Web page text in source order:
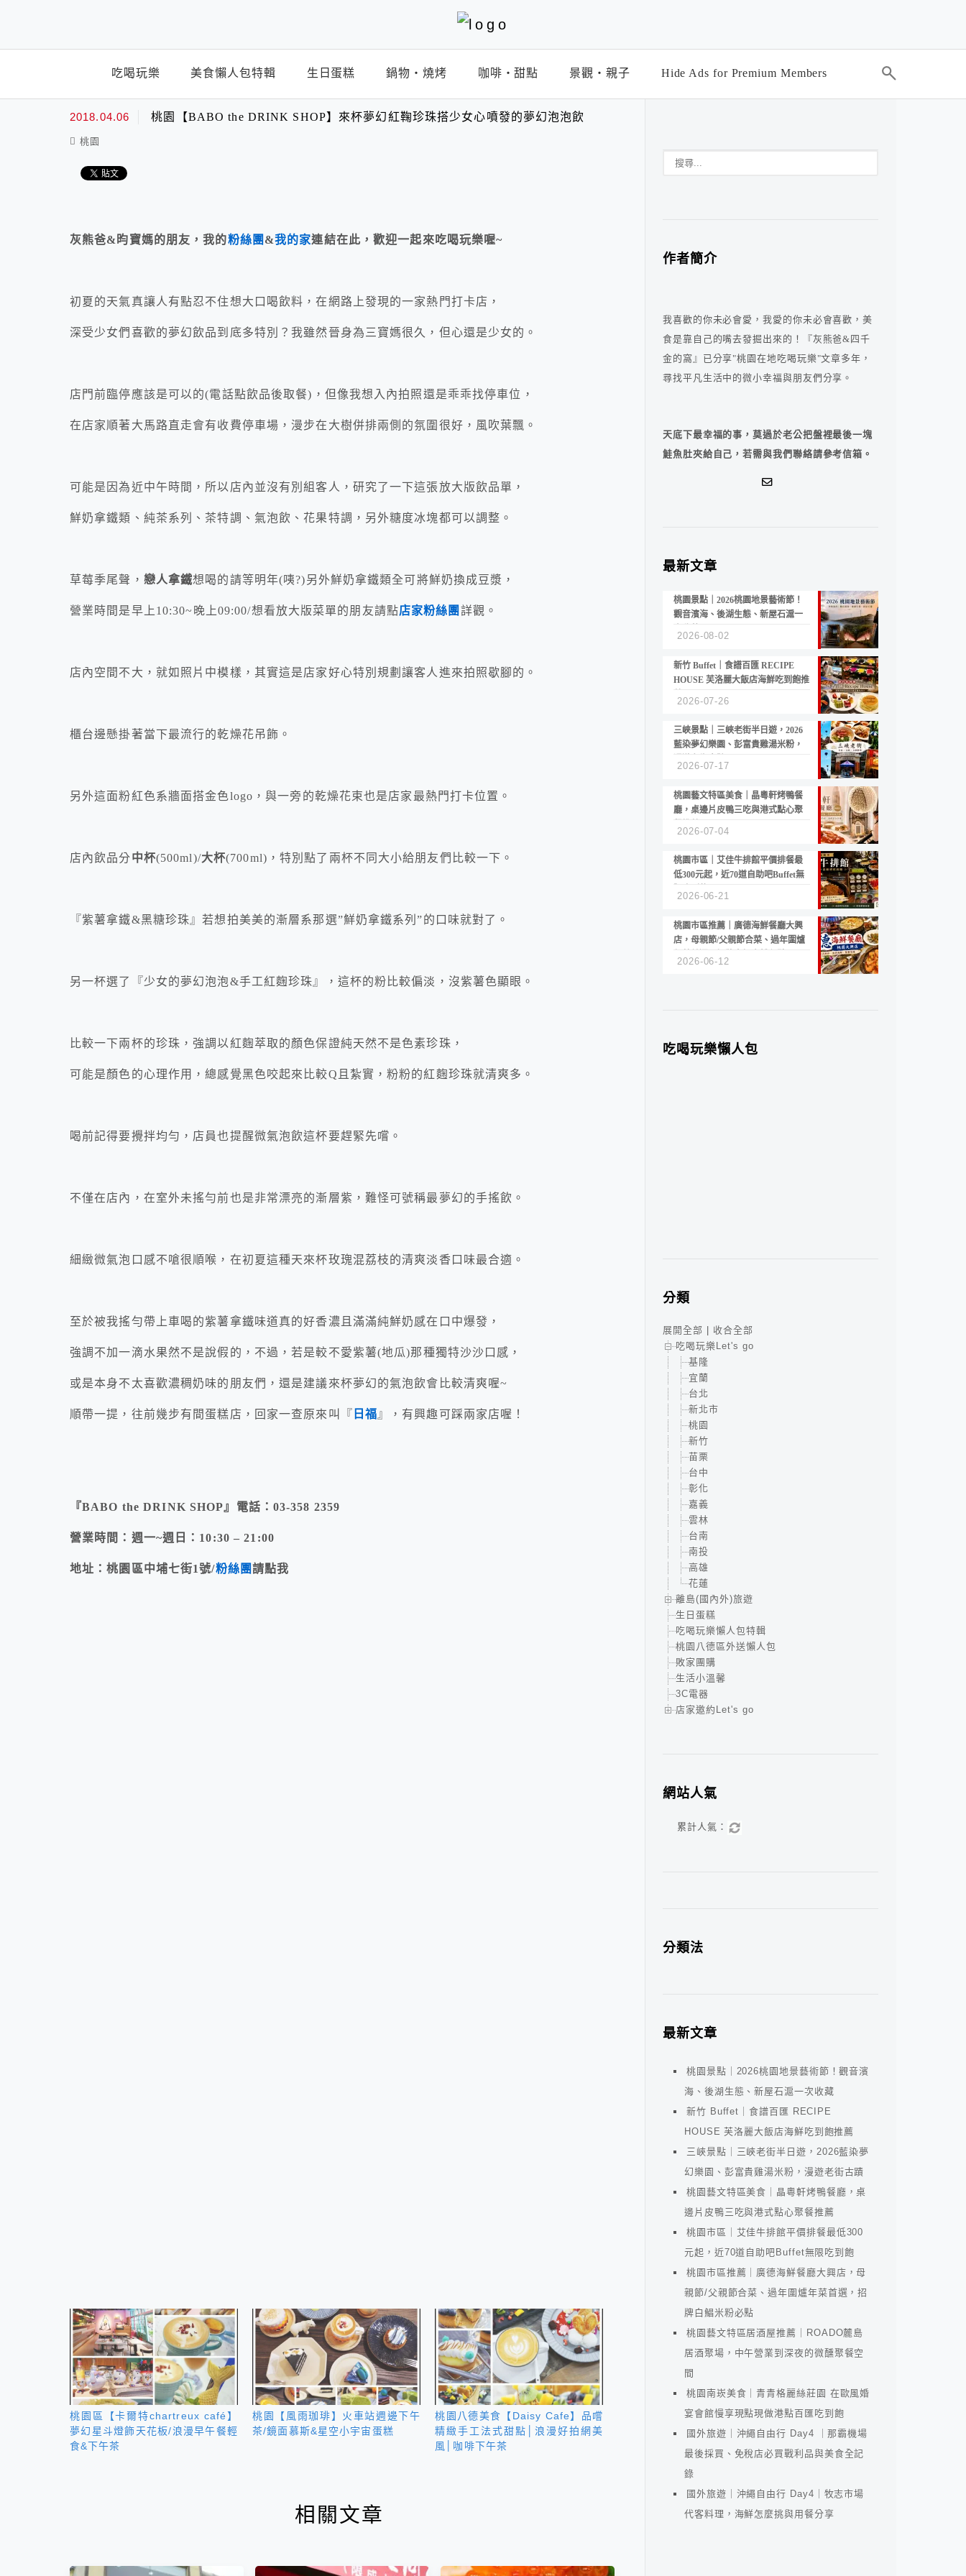
吃喝玩樂 美食懶人包特輯 生日蛋糕 鍋物‧燒烤 咖啡‧甜點 景觀‧親子 Hide Ads for Premium Members
2018.04.06 桃園【BABO the DRINK SHOP】來杯夢幻紅鞠珍珠搭少女心噴發的夢幻泡泡飲
桃園
灰熊爸&昀寶媽的朋友，我的粉絲團 &我的家連結在此，歡迎一起來吃喝玩樂喔~
初夏的天氣真讓人有點忍不住想大口喝飲料，在網路上發現的一家熱門打卡店，
深受少女們喜歡的夢幻飲品到底多特別？我雖然晉身為三寶媽很久，但心還是少女的。
店門前臨停應該是可以的(電話點飲品後取餐)，但像我想入內拍照還是乖乖找停車位，
在店家順著大馬路直走會有收費停車場，漫步在大樹併排兩側的氛圍很好，風吹葉飄。
可能是因為近中午時間，所以店內並沒有別組客人，研究了一下這張放大版飲品單，
鮮奶拿鐵類、純茶系列、茶特調、氣泡飲、花果特調，另外糖度冰塊都可以調整。
草莓季尾聲， 戀人拿鐵想喝的請等明年(咦?)另外鮮奶拿鐵類全可將鮮奶換成豆漿，
營業時間是早上10:30~晚上09:00/想看放大版菜單的朋友請點店家粉絲團 詳觀。
店內空間不大，就如照片中模樣，其實這是店家好心特別規劃讓客人進來拍照歇腳的。
櫃台邊懸掛著當下最流行的乾燥花吊飾。
另外這面粉紅色系牆面搭金色logo，與一旁的乾燥花束也是店家最熱門打卡位置。
店內飲品分中杯(500ml)/大杯(700ml)，特別點了兩杯不同大小給朋友們比較一下。
『紫薯拿鐵&黑糖珍珠』若想拍美美的漸層系那選”鮮奶拿鐵系列”的口味就對了。
另一杯選了『少女的夢幻泡泡&手工紅麴珍珠』，這杯的粉比較偏淡，沒紫薯色顯眼。
比較一下兩杯的珍珠，強調以紅麴萃取的顏色保證純天然不是色素珍珠，
可能是顏色的心理作用，總感覺黑色咬起來比較Q且紮實，粉粉的紅麴珍珠就清爽多。
喝前記得要攪拌均勻，店員也提醒微氣泡飲這杯要趕緊先嚐。
不僅在店內，在室外未搖勻前也是非常漂亮的漸層紫，難怪可號稱最夢幻的手搖飲。
細緻微氣泡口感不嗆很順喉，在初夏這種天來杯玫瑰混荔枝的清爽淡香口味最合適。
至於被我搖勻帶上車喝的紫薯拿鐵味道真的好香濃且滿滿純鮮奶感在口中爆發，
強調不加一滴水果然不是說假的，不過，若是較不愛紫薯(地瓜)那種獨特沙沙口感，
或是本身不太喜歡濃稠奶味的朋友們，還是建議來杯夢幻的氣泡飲會比較清爽喔~
順帶一提，往前幾步有間蛋糕店，回家一查原來叫『 日福 』，有興趣可踩兩家店喔！
『BABO the DRINK SHOP』電話：03-358 2359
營業時間：週一~週日：10:30 – 21:00
地址：桃園區中埔七街1號/粉絲團請點我
桃園區【卡爾特chartreux café】
夢幻星斗燈飾天花板/浪漫早午餐輕
食&下午茶
桃園【風雨珈琲】火車站週邊下午
茶/鏡面慕斯&星空小宇宙蛋糕
桃園八德美食【Daisy Cafe】品嚐
精緻手工法式甜點│浪漫好拍網美
風│咖啡下午茶
相關文章
作者簡介
我喜歡的你未必會愛，我愛的你未必會喜歡，美
食是靠自己的嘴去發掘出來的！『灰熊爸&四千
金的窩』已分享"桃園在地吃喝玩樂"文章多年，
尋找平凡生活中的微小幸福與朋友們分享。
天底下最幸福的事，莫過於老公把盤裡最後一塊
鮭魚肚夾給自己，若需與我們聯絡請參考信箱。
最新文章
桃園景點｜2026桃園地景藝術節！
觀音濱海、後湖生態、新屋石滬一
2026-08-02
新竹 Buffet｜食譜百匯 RECIPE
HOUSE 芙洛麗大飯店海鮮吃到飽推
2026-07-26
三峽景點｜三峽老街半日遊，2026
藍染夢幻樂園、彭富貴雞湯米粉，
2026-07-17
桃園藝文特區美食｜晶粵軒烤鴨餐
廳，桌邊片皮鴨三吃與港式點心聚
2026-07-04
桃園市區｜艾佳牛排館平價排餐最
低300元起，近70道自助吧Buffet無
2026-06-21
桃園市區推薦｜廣德海鮮餐廳大興
店，母親節/父親節合菜、過年圍爐
2026-06-12
吃喝玩樂懶人包
分類
展開全部
收合全部
吃喝玩樂Let's go
基隆
宜蘭
台北
新北市
桃園
新竹
苗栗
台中
彰化
嘉義
雲林
台南
南投
高雄
花蓮
離島(國內外)旅遊
生日蛋糕
吃喝玩樂懶人包特輯
桃園八德區外送懶人包
敗家團購
生活小溫馨
3C電器
店家邀約Let's go
網站人氣
累計人氣：
分類法
最新文章
桃園景點｜2026桃園地景藝術節！觀音濱
海、後湖生態、新屋石滬一次收藏
新竹 Buffet｜食譜百匯 RECIPE
HOUSE 芙洛麗大飯店海鮮吃到飽推薦
三峽景點｜三峽老街半日遊，2026藍染夢
幻樂園、彭富貴雞湯米粉，漫遊老街古蹟
桃園藝文特區美食｜晶粵軒烤鴨餐廳，桌
邊片皮鴨三吃與港式點心聚餐推薦
桃園市區｜艾佳牛排館平價排餐最低300
元起，近70道自助吧Buffet無限吃到飽
桃園市區推薦｜廣德海鮮餐廳大興店，母
親節/父親節合菜、過年圍爐年菜首選，招
牌白鯧米粉必點
桃園藝文特區居酒屋推薦｜ROADO麓島
居酒聚場，中午營業到深夜的微醺聚餐空
間
桃園南崁美食｜青青格麗絲莊園 在歐風婚
宴會館慢享現點現做港點百匯吃到飽
國外旅遊｜沖繩自由行 Day4 ｜那霸機場
最後採買、免稅店必買戰利品與美食全記
錄
國外旅遊｜沖繩自由行 Day4｜牧志市場
代客料理，海鮮怎麼挑與用餐分享